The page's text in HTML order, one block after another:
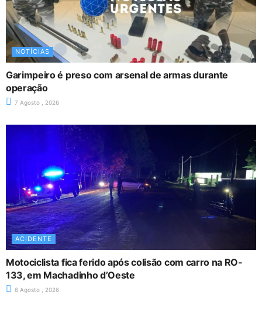
NOTÍCIAS
Garimpeiro é preso com arsenal de armas durante
operação
7 Agosto , 2026
ACIDENTE
Motociclista fica ferido após colisão com carro na RO-
133, em Machadinho d’Oeste
6 Agosto , 2026